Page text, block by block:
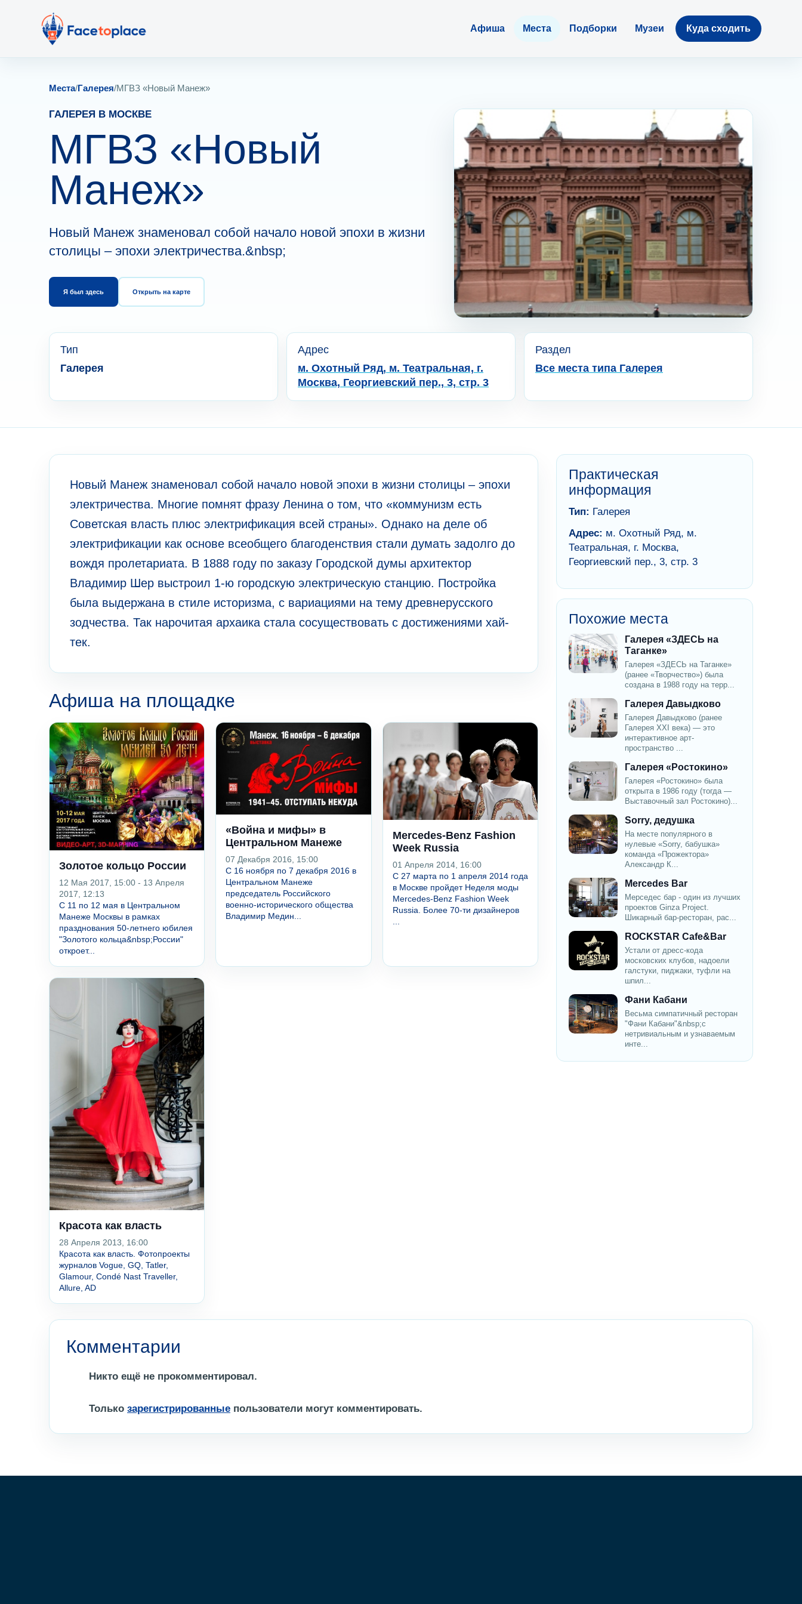
Афиша Места Подборки Музеи Куда сходить
Места/Галерея/МГВЗ «Новый Манеж»
ГАЛЕРЕЯ В МОСКВЕ
МГВЗ «Новый
Манеж»
Новый Манеж знаменовал собой начало новой эпохи в жизни
столицы – эпохи электричества.&nbsp;
Я был здесь Открыть на карте
Тип
Галерея
Адрес
м. Охотный Ряд, м. Театральная, г.
Москва, Георгиевский пер., 3, стр. 3
Раздел
Все места типа Галерея
Новый Манеж знаменовал собой начало новой эпохи в жизни столицы – эпохи
электричества. Многие помнят фразу Ленина о том, что «коммунизм есть
Советская власть плюс электрификация всей страны». Однако на деле об
электрификации как основе всеобщего благоденствия стали думать задолго до
вождя пролетариата. В 1888 году по заказу Городской думы архитектор
Владимир Шер выстроил 1-ю городскую электрическую станцию. Постройка
была выдержана в стиле историзма, с вариациями на тему древнерусского
зодчества. Так нарочитая архаика стала сосуществовать с достижениями хай-
тек.
Афиша на площадке
Золотое кольцо России
12 Мая 2017, 15:00 - 13 Апреля
2017, 12:13
С 11 по 12 мая в Центральном
Манеже Москвы в рамках
празднования 50-летнего юбилея
"Золотого кольца&nbsp;России"
откроет...
«Война и мифы» в
Центральном Манеже
07 Декабря 2016, 15:00
С 16 ноября по 7 декабря 2016 в
Центральном Манеже
председатель Российского
военно-исторического общества
Владимир Медин...
Mercedes-Benz Fashion
Week Russia
01 Апреля 2014, 16:00
С 27 марта по 1 апреля 2014 года
в Москве пройдет Неделя моды
Mercedes-Benz Fashion Week
Russia. Более 70-ти дизайнеров
Красота как власть
28 Апреля 2013, 16:00
Красота как власть. Фотопроекты
журналов Vogue, GQ, Tatler,
Glamour, Condé Nast Traveller,
Allure, AD
Практическая
информация
Тип: Галерея
Адрес: м. Охотный Ряд, м.
Театральная, г. Москва,
Георгиевский пер., 3, стр. 3
Похожие места
Галерея «ЗДЕСЬ на
Таганке»
Галерея «ЗДЕСЬ на Таганке»
(ранее «Творчество») была
создана в 1988 году на терр...
Галерея Давыдково
Галерея Давыдково (ранее
Галерея XXI века) — это
интерактивное арт-
пространство ...
Галерея «Ростокино»
Галерея «Ростокино» была
открыта в 1986 году (тогда —
Выставочный зал Ростокино)...
Sorry, дедушка
На месте популярного в
нулевые «Sorry, бабушка»
команда «Прожектора»
Александр К...
Mercedes Bar
Мерседес бар - один из лучших
проектов Ginza Project.
Шикарный бар-ресторан, рас...
ROCKSTAR Cafe&Bar
Устали от дресс-кода
московских клубов, надоели
галстуки, пиджаки, туфли на
шпил...
Фани Кабани
Весьма симпатичный ресторан
"Фани Кабани"&nbsp;с
нетривиальным и узнаваемым
инте...
Комментарии
Никто ещё не прокомментировал.
Только зарегистрированные пользователи могут комментировать.